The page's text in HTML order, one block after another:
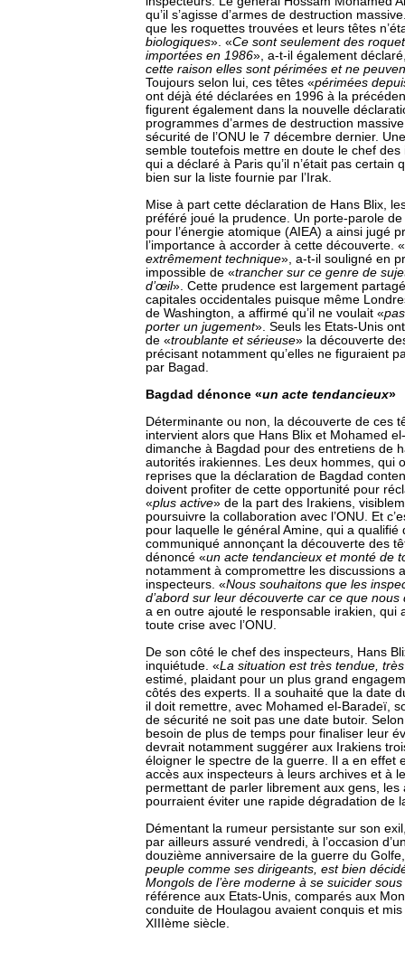
qu’il s’agisse d’armes de destruction
que les roquettes trouvées et leurs têtes
biologiques». «Ce sont seulement des
importées en 1986», a-t-il également
cette raison elles sont périmées et ne
Toujours selon lui, ces têtes «périmées
ont déjà été déclarées en 1996 à la
figurent également dans la nouvelle
programmes d’armes de destruction
sécurité de l’ONU le 7 décembre dernier.
semble toutefois mettre en doute le chef des
qui a déclaré à Paris qu’il n’était pas certain
bien sur la liste fournie par l’Irak.
Mise à part cette déclaration de Hans Blix,
préféré joué la prudence. Un porte-parole de
pour l’énergie atomique (AIEA) a ainsi jugé
l’importance à accorder à cette découverte. «
extrêmement technique», a-t-il souligné en
impossible de «trancher sur ce genre de
d’œil». Cette prudence est largement
capitales occidentales puisque même
de Washington, a affirmé qu’il ne voulait «
porter un jugement». Seuls les Etats-Unis
de «troublante et sérieuse» la découverte
précisant notamment qu’elles ne figuraient
par Bagad.
Bagdad dénonce «un acte tendancieux»
Déterminante ou non, la découverte de ces
intervient alors que Hans Blix et Mohamed
dimanche à Bagdad pour des entretiens de
autorités irakiennes. Les deux hommes, qui
reprises que la déclaration de Bagdad
doivent profiter de cette opportunité pour
«plus active» de la part des Irakiens,
poursuivre la collaboration avec l’ONU. Et
pour laquelle le général Amine, qui a qualifié
communiqué annonçant la découverte des
dénoncé «un acte tendancieux et monté de
notamment à compromettre les discussions
inspecteurs. «Nous souhaitons que les
d’abord sur leur découverte car ce que nous
a en outre ajouté le responsable irakien, qui
toute crise avec l’ONU.
De son côté le chef des inspecteurs, Hans
inquiétude. «La situation est très tendue,
estimé, plaidant pour un plus grand
côtés des experts. Il a souhaité que la date
il doit remettre, avec Mohamed el-Baradeï,
de sécurité ne soit pas une date butoir.
besoin de plus de temps pour finaliser leur
devrait notamment suggérer aux Irakiens
éloigner le spectre de la guerre. Il a en effet
accès aux inspecteurs à leurs archives et à
permettant de parler librement aux gens, les
pourraient éviter une rapide dégradation de
Démentant la rumeur persistante sur son
par ailleurs assuré vendredi, à l’occasion
douzième anniversaire de la guerre du
peuple comme ses dirigeants, est bien
Mongols de l’ère moderne à se suicider
référence aux Etats-Unis, comparés aux
conduite de Houlagou avaient conquis et
XIIIème siècle.